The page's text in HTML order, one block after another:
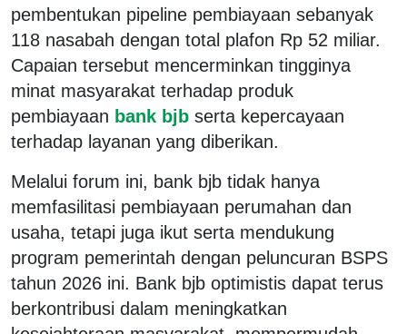
pembentukan pipeline pembiayaan sebanyak
118 nasabah dengan total plafon Rp 52 miliar.
Capaian tersebut mencerminkan tingginya
minat masyarakat terhadap produk
pembiayaan bank bjb serta kepercayaan
terhadap layanan yang diberikan.
Melalui forum ini, bank bjb tidak hanya
memfasilitasi pembiayaan perumahan dan
usaha, tetapi juga ikut serta mendukung
program pemerintah dengan peluncuran BSPS
tahun 2026 ini. Bank bjb optimistis dapat terus
berkontribusi dalam meningkatkan